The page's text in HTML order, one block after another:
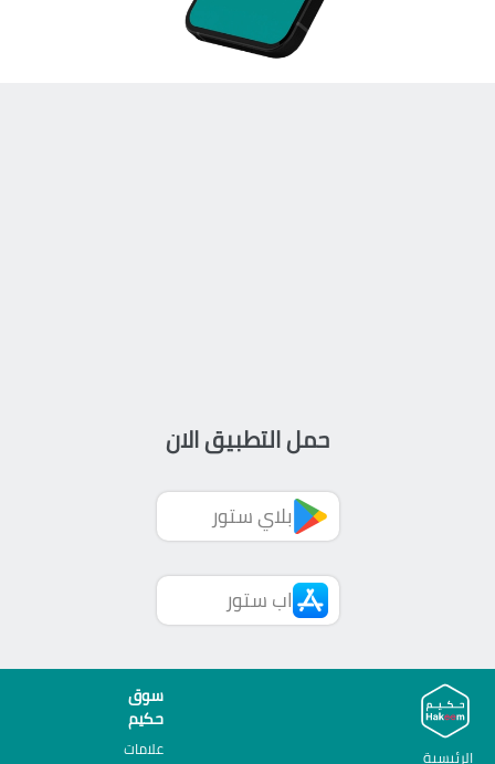
حمل التطبيق الان
بلاي ستور
اب ستور
الرئيسية
سوق
حكيم
علامات